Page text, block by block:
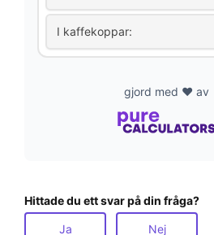
I kaffekoppar:
gjord med ❤️ av
Hittade du ett svar på din fråga?
Ja Nej